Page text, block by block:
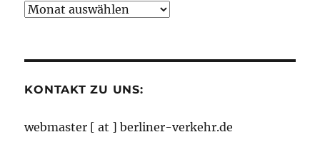
Neuigkeiten
KONTAKT ZU UNS:
webmaster [ at ] berliner-verkehr.de